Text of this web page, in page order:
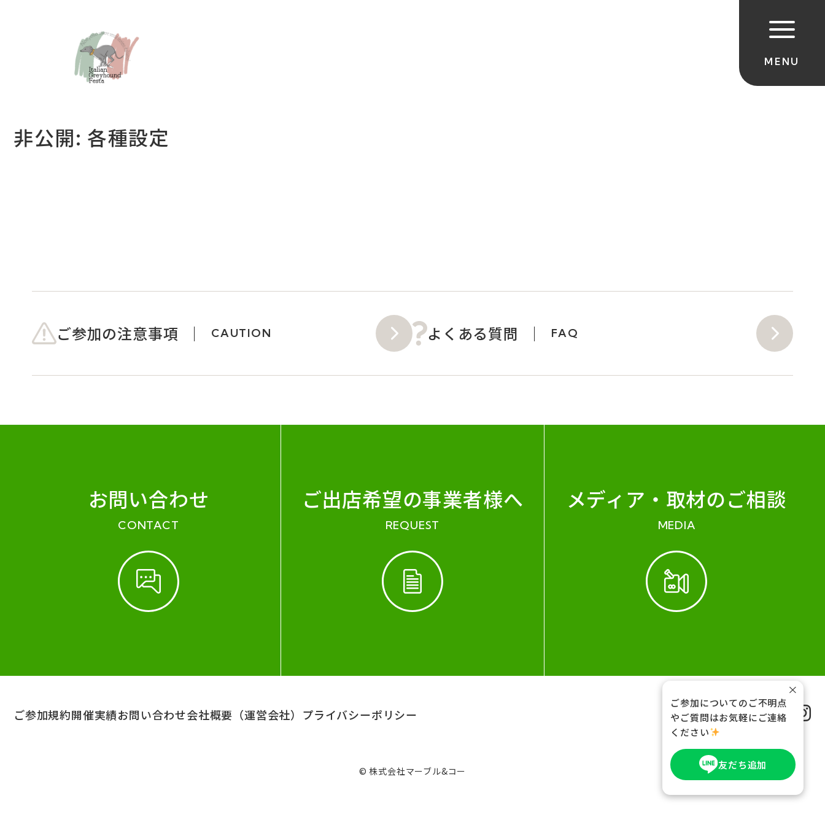
非公開: 各種設定
ご参加の注意事項 CAUTION よくある質問 FAQ
お問い合わせ
CONTACT
ご出店希望の事業者様へ
REQUEST
メディア・ 取材のご相談
MEDIA
ご参加規約開催実績お問い合わせ会社概要（運営会社） プライバシーポリシー FOLLOW US
© 株式会社マーブル&コー
ご参加についてのご不明点
やご質問はお気軽にご連絡
ください
友だち追加
×